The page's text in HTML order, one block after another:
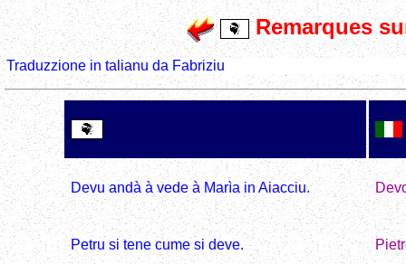
Remarques
Traduzzione in talianu da Fabriziu
Devu andà à vede à Marìa in Aiacciu.
Petru si tene cume si deve.